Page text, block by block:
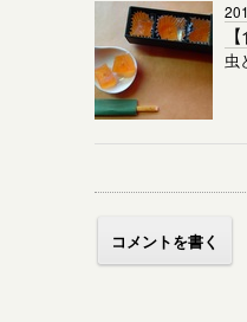
虫
コメントを書く